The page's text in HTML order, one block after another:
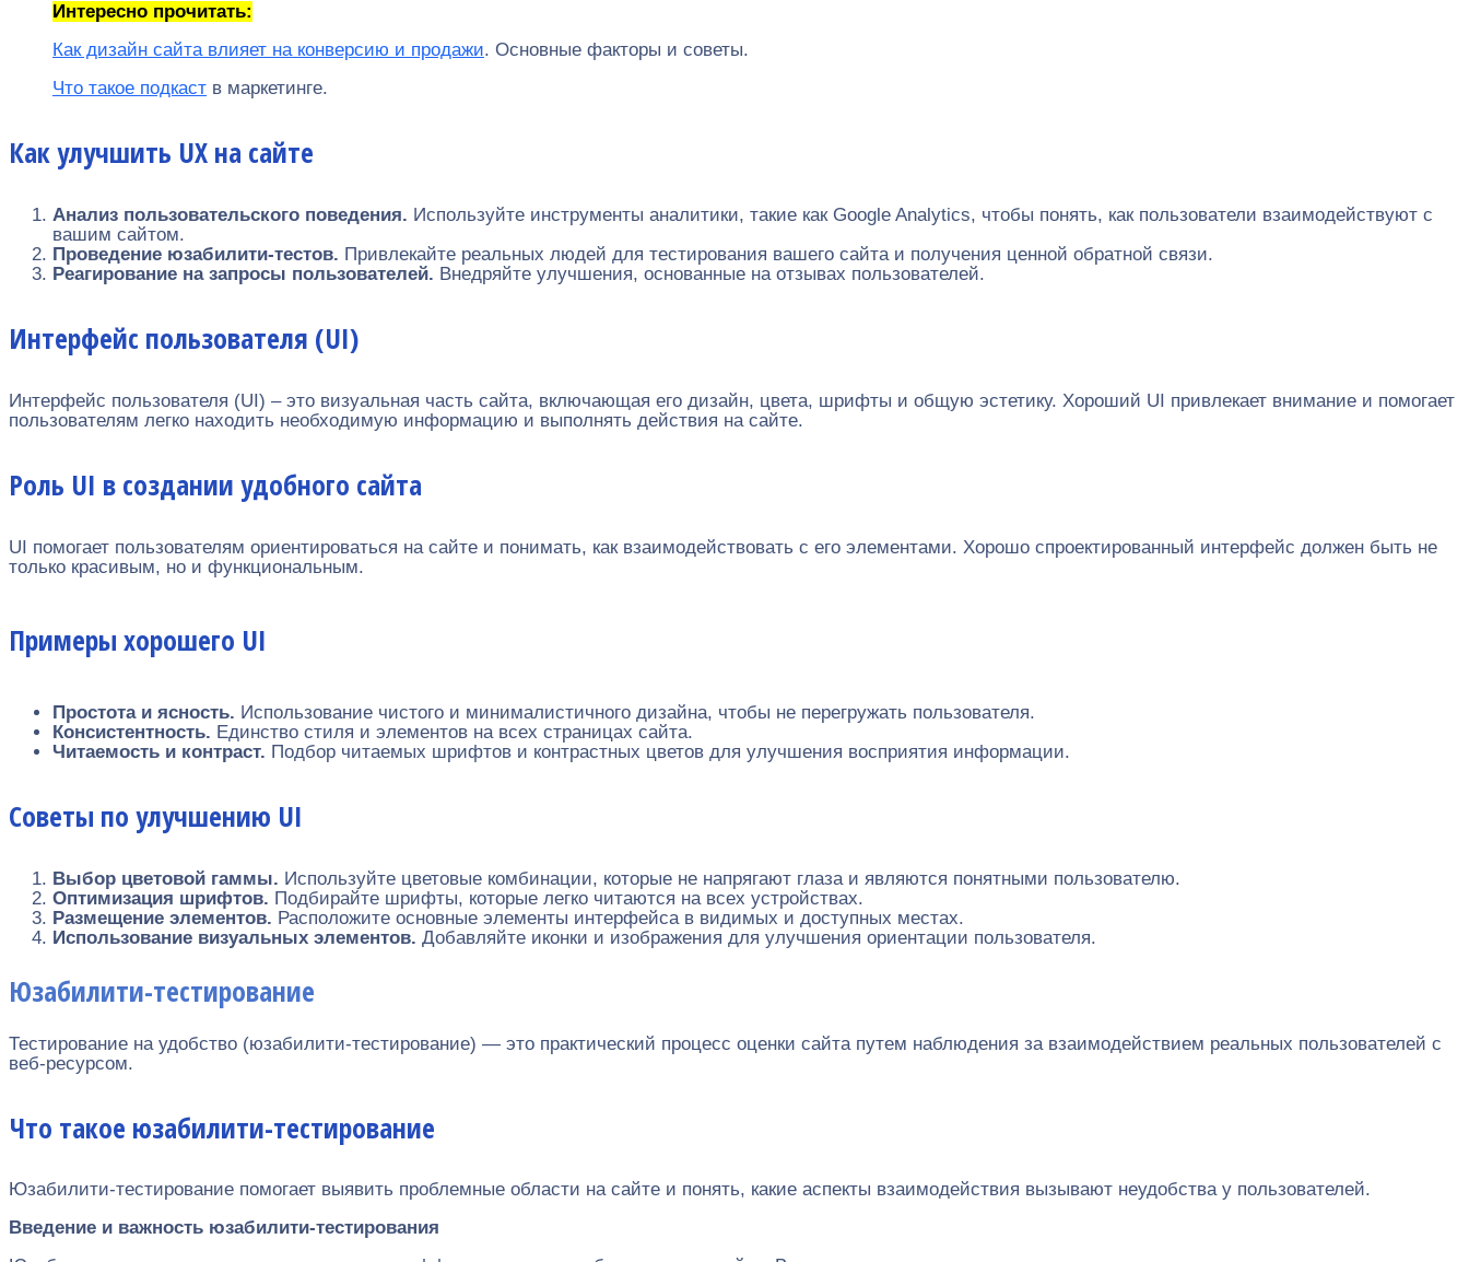
Интересно прочитать:
Как дизайн сайта влияет на конверсию и продажи. Основные факторы и советы.
Что такое подкаст в маркетинге.
Как улучшить UX на сайте
Анализ пользовательского поведения. Используйте инструменты аналитики, такие как Google Analytics, чтобы понять, как пользователи взаимодействуют с
вашим сайтом.
Проведение юзабилити-тестов. Привлекайте реальных людей для тестирования вашего сайта и получения ценной обратной связи.
Реагирование на запросы пользователей. Внедряйте улучшения, основанные на отзывах пользователей.
Интерфейс пользователя (UI)
Интерфейс пользователя (UI) – это визуальная часть сайта, включающая его дизайн, цвета, шрифты и общую эстетику. Хороший UI привлекает внимание и помогает
пользователям легко находить необходимую информацию и выполнять действия на сайте.
Роль UI в создании удобного сайта
UI помогает пользователям ориентироваться на сайте и понимать, как взаимодействовать с его элементами. Хорошо спроектированный интерфейс должен быть не
только красивым, но и функциональным.
Примеры хорошего UI
Простота и ясность. Использование чистого и минималистичного дизайна, чтобы не перегружать пользователя.
Консистентность. Единство стиля и элементов на всех страницах сайта.
Читаемость и контраст. Подбор читаемых шрифтов и контрастных цветов для улучшения восприятия информации.
Советы по улучшению UI
Выбор цветовой гаммы. Используйте цветовые комбинации, которые не напрягают глаза и являются понятными пользователю.
Оптимизация шрифтов. Подбирайте шрифты, которые легко читаются на всех устройствах.
Размещение элементов. Расположите основные элементы интерфейса в видимых и доступных местах.
Использование визуальных элементов. Добавляйте иконки и изображения для улучшения ориентации пользователя.
Юзабилити-тестирование
Тестирование на удобство (юзабилити-тестирование) — это практический процесс оценки сайта путем наблюдения за взаимодействием реальных пользователей с
веб-ресурсом.
Что такое юзабилити-тестирование
Юзабилити-тестирование помогает выявить проблемные области на сайте и понять, какие аспекты взаимодействия вызывают неудобства у пользователей.
Введение и важность юзабилити-тестирования